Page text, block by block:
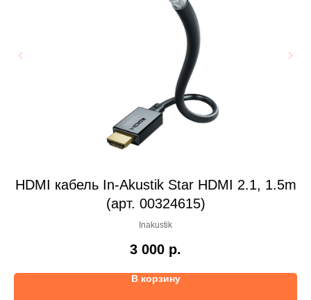
HDMI кабель In-Akustik Star HDMI 2.1, 1.5m
(арт. 00324615)
Inakustik
3 000 р.
В корзину